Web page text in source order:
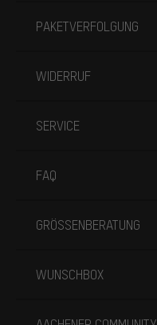
PAKETVERFOLGUNG
WIDERRUF
SERVICE
FAQ
GRÖSSENBERATUNG
WUNSCHBOX